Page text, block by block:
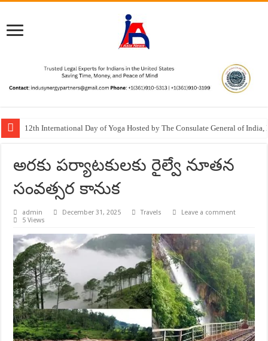
e-OCI Card available digitally
అరకు పర్యాటకులకు రైల్వే నూతన
సంవత్సర కానుక
admin December 31, 2025 Travels
Leave a comment
5 Views